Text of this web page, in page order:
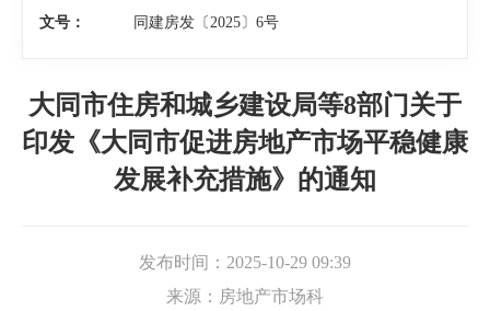
文号：
同建房发〔2025〕6号
大同市住房和城乡建设局等8部门关于
印发《大同市促进房地产市场平稳健康
发展补充措施》的通知
发布时间： 2025-10-29 09:39
来源： 房地产市场科